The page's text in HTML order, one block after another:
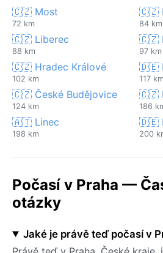
🇨🇿 Most
72 km
🇨🇿
84 km
🇨🇿 Liberec
88 km
🇨🇿
97 km
🇨🇿 Hradec Králové
102 km
🇩🇪
117 km
🇨🇿 České Budějovice
124 km
🇨🇿
186
🇦🇹 Linec
198 km
🇩🇪
200
Počasí v Praha —
otázky
Jaké je právě teď počasí v